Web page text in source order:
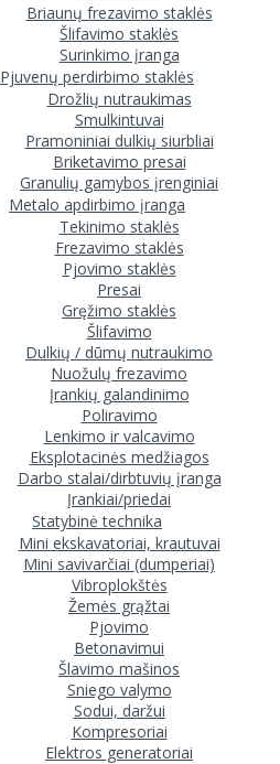
Briaunų frezavimo staklės
Šlifavimo staklės
Surinkimo įranga
Pjuvenų perdirbimo staklės
Drožlių nutraukimas
Smulkintuvai
Pramoniniai dulkių siurbliai
Briketavimo presai
Granulių gamybos įrenginiai
Metalo apdirbimo įranga
Tekinimo staklės
Frezavimo staklės
Pjovimo staklės
Presai
Gręžimo staklės
Šlifavimo
Dulkių / dūmų nutraukimo
Nuožulų frezavimo
Įrankių galandinimo
Poliravimo
Lenkimo ir valcavimo
Eksplotacinės medžiagos
Darbo stalai/dirbtuvių įranga
Įrankiai/priedai
Statybinė technika
Mini ekskavatoriai, krautuvai
Mini savivarčiai (dumperiai)
Vibroplokštės
Žemės grąžtai
Pjovimo
Betonavimui
Šlavimo mašinos
Sniego valymo
Sodui, daržui
Kompresoriai
Elektros generatoriai